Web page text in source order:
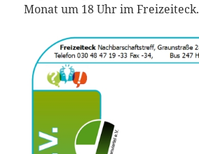
Monat um 18 Uhr im Freizeiteck.